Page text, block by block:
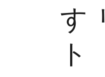
す
ト